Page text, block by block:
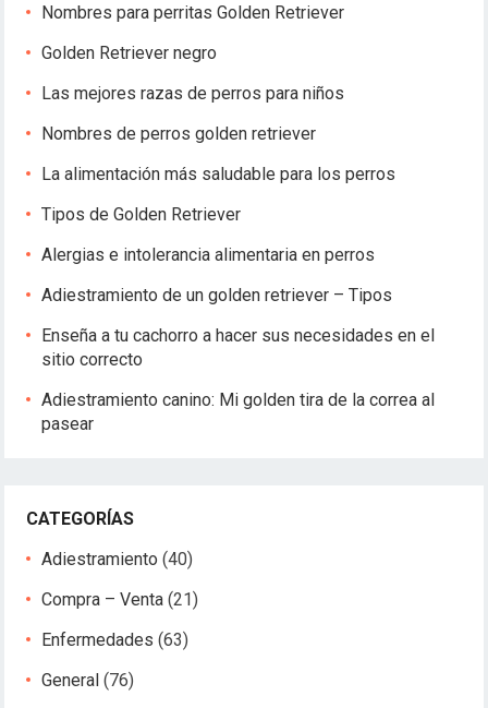
Nombres para perritas Golden Retriever
Golden Retriever negro
Las mejores razas de perros para niños
Nombres de perros golden retriever
La alimentación más saludable para los perros
Tipos de Golden Retriever
Alergias e intolerancia alimentaria en perros
Adiestramiento de un golden retriever – Tipos
Enseña a tu cachorro a hacer sus necesidades en el
sitio correcto
Adiestramiento canino: Mi golden tira de la correa al
pasear
CATEGORÍAS
Adiestramiento (40)
Compra – Venta (21)
Enfermedades (63)
General (76)